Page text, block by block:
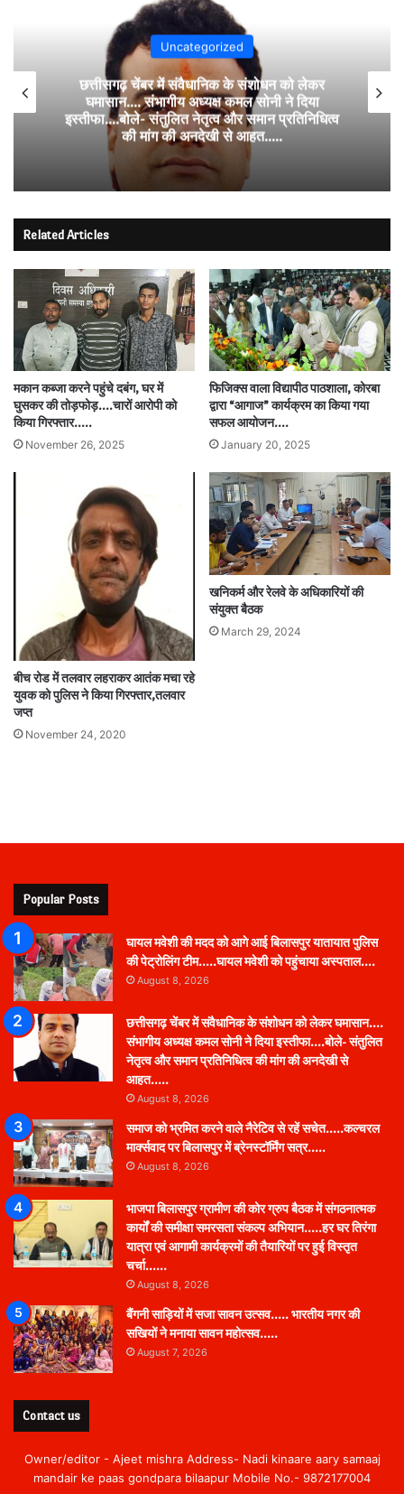
Uncategorized
छत्तीसगढ़ चेंबर में संवैधानिक के संशोधन को लेकर
घमासान…. संभागीय अध्यक्ष कमल सोनी ने दिया
इस्तीफा….बोले- संतुलित नेतृत्व और समान प्रतिनिधित्व
की मांग की अनदेखी से आहत…..
Related Articles
मकान कब्जा करने पहुंचे दबंग, घर में
घुसकर की तोड़फोड़….चारों आरोपी को
किया गिरफ्तार…..
November 26, 2025
फिजिक्स वाला विद्यापीठ पाठशाला, कोरबा
द्वारा “आगाज” कार्यक्रम का किया गया
सफल आयोजन….
January 20, 2025
बीच रोड में तलवार लहराकर आतंक मचा रहे
युवक को पुलिस ने किया गिरफ्तार,तलवार
जप्त
November 24, 2020
खनिकर्म और रेलवे के अधिकारियों की
संयुक्त बैठक
March 29, 2024
Popular Posts
घायल मवेशी की मदद को आगे आई बिलासपुर यातायात पुलिस
की पेट्रोलिंग टीम…..घायल मवेशी को पहुंचाया अस्पताल….
August 8, 2026
छत्तीसगढ़ चेंबर में संवैधानिक के संशोधन को लेकर घमासान….
संभागीय अध्यक्ष कमल सोनी ने दिया इस्तीफा….बोले- संतुलित
नेतृत्व और समान प्रतिनिधित्व की मांग की अनदेखी से
आहत…..
August 8, 2026
समाज को भ्रमित करने वाले नैरेटिव से रहें सचेत…..कल्चरल
मार्क्सवाद पर बिलासपुर में ब्रेनस्टॉर्मिंग सत्र…..
August 8, 2026
भाजपा बिलासपुर ग्रामीण की कोर ग्रुप बैठक में संगठनात्मक
कार्यों की समीक्षा समरसता संकल्प अभियान…..हर घर तिरंगा
यात्रा एवं आगामी कार्यक्रमों की तैयारियों पर हुई विस्तृत
चर्चा……
August 8, 2026
बैंगनी साड़ियों में सजा सावन उत्सव….. भारतीय नगर की
सखियों ने मनाया सावन महोत्सव…..
August 7, 2026
Contact us
Owner/editor - Ajeet mishra Address- Nadi kinaare aary samaaj
mandair ke paas gondpara bilaapur Mobile No.- 9872177004